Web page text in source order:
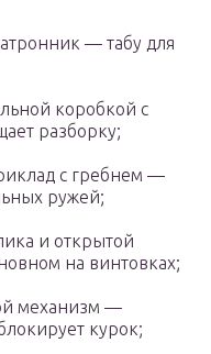
— табу для
коробкой с
разборку;
с гребнем —
ружей;
и открытой
на винтовках;
механизм —
курок;